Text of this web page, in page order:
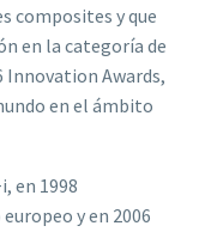
composites y que
en la categoría de
Innovation Awards,
en el ámbito
en 1998
y en 2006